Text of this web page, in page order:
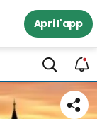
Apri l'app